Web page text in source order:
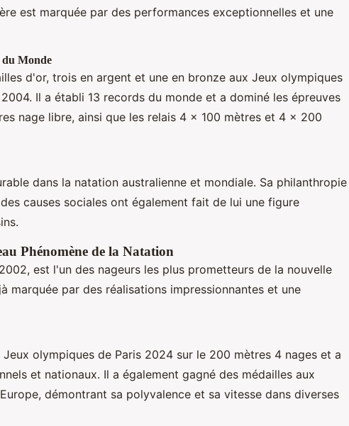
est marquée par des performances exceptionnelles et une
du Monde
d'or, trois en argent et une en bronze aux Jeux olympiques
Il a établi 13 records du monde et a dominé les épreuves
nage libre, ainsi que les relais 4 × 100 mètres et 4 × 200
dans la natation australienne et mondiale. Sa philanthropie
causes sociales ont également fait de lui une figure
Phénomène de la Natation
est l'un des nageurs les plus prometteurs de la nouvelle
marquée par des réalisations impressionnantes et une
olympiques de Paris 2024 sur le 200 mètres 4 nages et a
et nationaux. Il a également gagné des médailles aux
démontrant sa polyvalence et sa vitesse dans diverses